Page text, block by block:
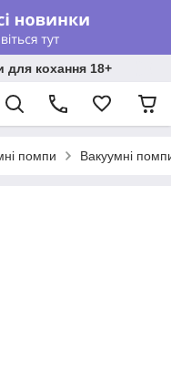
для кохання 18+
помпи Вакуумні